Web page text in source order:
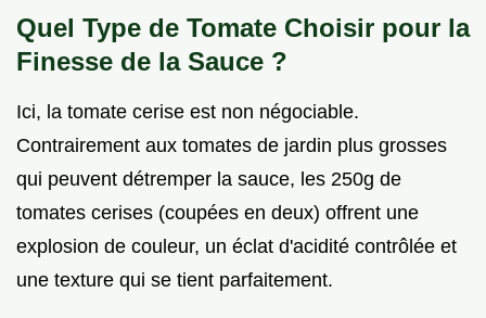
Quel Type de Tomate Choisir pour la
Finesse de la Sauce ?
Ici, la tomate cerise est non négociable.
Contrairement aux tomates de jardin plus grosses
qui peuvent détremper la sauce, les 250g de
tomates cerises (coupées en deux) offrent une
explosion de couleur, un éclat d'acidité contrôlée et
une texture qui se tient parfaitement.